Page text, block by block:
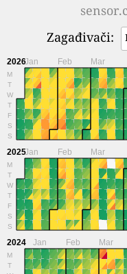
Zagađivači:
2026
M
T
W
T
F
S
S
Jan Feb Mar
2025
M
T
W
T
F
S
S
Jan Feb Mar
2024
M
T
Jan Feb Mar